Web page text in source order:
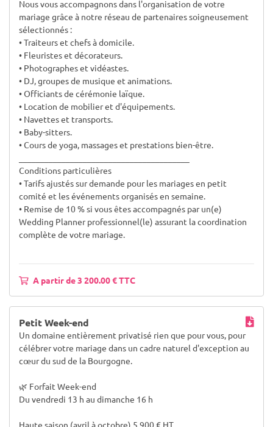
Nous vous accompagnons dans l'organisation de votre
mariage grâce à notre réseau de partenaires soigneusement
sélectionnés :
• Traiteurs et chefs à domicile.
• Fleuristes et décorateurs.
• Photographes et vidéastes.
• DJ, groupes de musique et animations.
• Officiants de cérémonie laïque.
• Location de mobilier et d'équipements.
• Navettes et transports.
• Baby-sitters.
• Cours de yoga, massages et prestations bien-être.
Conditions particulières
• Tarifs ajustés sur demande pour les mariages en petit
comité et les événements organisés en semaine.
• Remise de 10 % si vous êtes accompagnés par un(e)
Wedding Planner professionnel(le) assurant la coordination
complète de votre mariage.
A partir de 3 200.00 € TTC
Petit Week-end
Un domaine entièrement privatisé rien que pour vous, pour
célébrer votre mariage dans un cadre naturel d'exception au
cœur du sud de la Bourgogne.
🌿 Forfait Week-end
Du vendredi 13 h au dimanche 16 h
Haute saison (avril à octobre) 5 900 € HT